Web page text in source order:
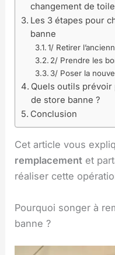
changement de
Les 3 étapes pour
banne
1/ Retirer
2/ Prendre les
3/ Poser la
Quels outils
de store banne ?
Conclusion
Cet article vous
remplacement et
réaliser cette
Pourquoi songer à
banne ?